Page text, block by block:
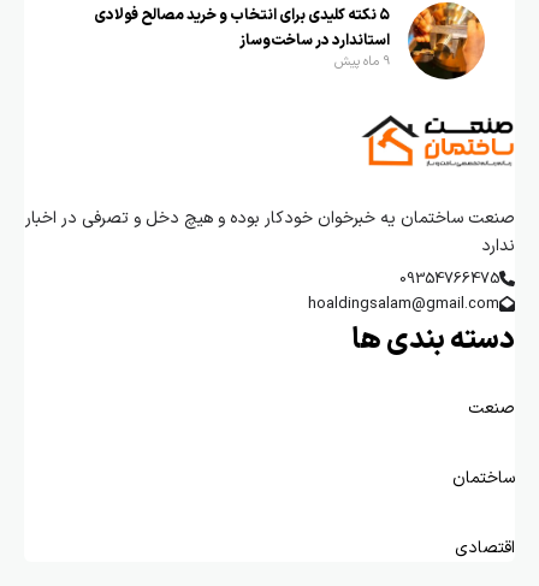
۵ نکته کلیدی برای انتخاب و خرید مصالح فولادی
استاندارد در ساخت‌وساز
9 ماه پیش
صنعت ساختمان یه خبرخوان خودکار بوده و هیچ دخل و تصرفی در اخبار
ندارد
09354766475
hoaldingsalam@gmail.com
دسته بندی ها
صنعت
ساختمان
اقتصادی